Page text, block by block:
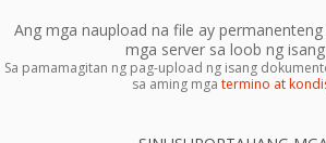
Ang mga naupload na file ay
mga server sa loob ng
Sa pamamagitan ng pag-upload ng isang
sa aming mga termino at